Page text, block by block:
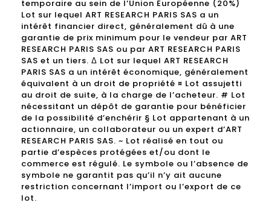
temporaire au sein de l’Union Européenne (20%)
Lot sur lequel ART RESEARCH PARIS SAS a un
intérêt financier direct, généralement dû à une
garantie de prix minimum pour le vendeur par ART
RESEARCH PARIS SAS ou par ART RESEARCH PARIS
SAS et un tiers. Δ Lot sur lequel ART RESEARCH
PARIS SAS a un intérêt économique, généralement
équivalent à un droit de propriété ¤ Lot assujetti
au droit de suite, à la charge de l’acheteur. # Lot
nécessitant un dépôt de garantie pour bénéficier
de la possibilité d’enchérir § Lot appartenant à un
actionnaire, un collaborateur ou un expert d’ART
RESEARCH PARIS SAS. ~ Lot réalisé en tout ou
partie d’espèces protégées et/ou dont le
commerce est régulé. Le symbole ou l’absence de
symbole ne garantit pas qu’il n’y ait aucune
restriction concernant l’import ou l’export de ce
lot.